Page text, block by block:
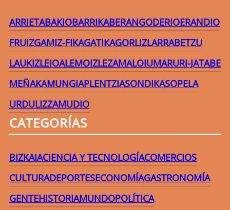
ARRIETABAKIOBARRIKABERANGODERIOERANDIO
FRUIZGAMIZ-FIKAGATIKAGORLIZLARRABETZU
LAUKIZLEIOALEMOIZLEZAMALOIUMARURI-JATABE
MEÑAKAMUNGIAPLENTZIASONDIKASOPELA
URDULIZZAMUDIO
CATEGORÍAS
BIZKAIACIENCIA Y TECNOLOGÍACOMERCIOS
CULTURADEPORTESECONOMÍAGASTRONOMÍA
GENTEHISTORIAMUNDOPOLÍTICA